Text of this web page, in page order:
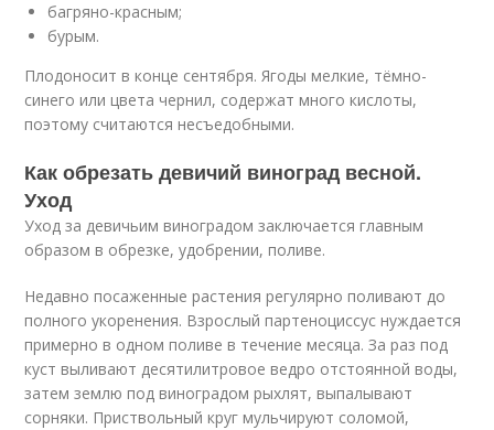
багряно-красным;
бурым.
Плодоносит в конце сентября. Ягоды мелкие, тёмно-
синего или цвета чернил, содержат много кислоты,
поэтому считаются несъедобными.
Как обрезать девичий виноград весной.
Уход
Уход за девичьим виноградом заключается главным
образом в обрезке, удобрении, поливе.
Недавно посаженные растения регулярно поливают до
полного укоренения. Взрослый партеноциссус нуждается
примерно в одном поливе в течение месяца. За раз под
куст выливают десятилитровое ведро отстоянной воды,
затем землю под виноградом рыхлят, выпалывают
сорняки. Приствольный круг мульчируют соломой,